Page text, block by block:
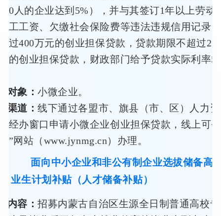
人的企业达到5%），并与其签订1年以上劳动
工工资、欠缴社会保险费等违法违规信用记录
过400万元的创业担保贷款，贷款期限不超过2
的创业担保贷款，财政部门给予贷款实际利率
对象：小微企业。
渠道：线下通过各盟市、旗县（市、区）人力
经办窗口申请小微企业创业担保贷款，线上可
”网站（www.jynmg.cn）办理。
面向中小企业和非公有制企业选拔储备高
业生计划补贴（人才储备补贴）
内容：招募内蒙古自治区生源全日制普通高校